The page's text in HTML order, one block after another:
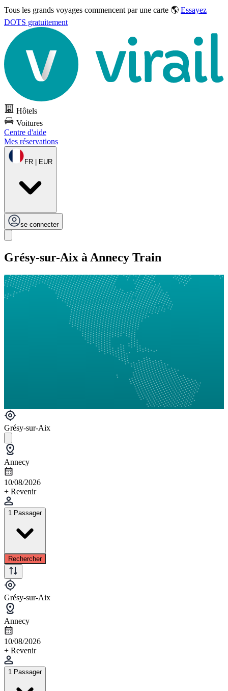
Tous les grands voyages commencent par une carte 🌎 Essayez
DOTS gratuitement
Hôtels
Voitures
Centre d'aide
Mes réservations
FR | EUR
se connecter
Grésy-sur-Aix à Annecy Train
Grésy-sur-Aix
Annecy
10/08/2026
+ Revenir
1 Passager
Rechercher
Grésy-sur-Aix
Annecy
10/08/2026
+ Revenir
1 Passager